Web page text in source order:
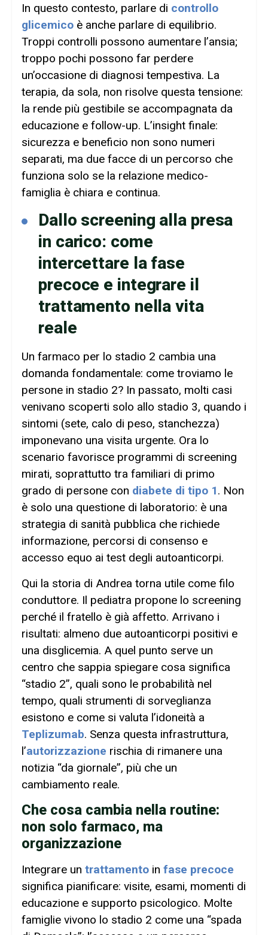
In questo contesto, parlare di controllo
glicemico è anche parlare di equilibrio.
Troppi controlli possono aumentare l’ansia;
troppo pochi possono far perdere
un’occasione di diagnosi tempestiva. La
terapia, da sola, non risolve questa tensione:
la rende più gestibile se accompagnata da
educazione e follow-up. L’insight finale:
sicurezza e beneficio non sono numeri
separati, ma due facce di un percorso che
funziona solo se la relazione medico-
famiglia è chiara e continua.
Dallo screening alla presa
in carico: come
intercettare la fase
precoce e integrare il
trattamento nella vita
reale
Un farmaco per lo stadio 2 cambia una
domanda fondamentale: come troviamo le
persone in stadio 2? In passato, molti casi
venivano scoperti solo allo stadio 3, quando i
sintomi (sete, calo di peso, stanchezza)
imponevano una visita urgente. Ora lo
scenario favorisce programmi di screening
mirati, soprattutto tra familiari di primo
grado di persone con diabete di tipo 1. Non
è solo una questione di laboratorio: è una
strategia di sanità pubblica che richiede
informazione, percorsi di consenso e
accesso equo ai test degli autoanticorpi.
Qui la storia di Andrea torna utile come filo
conduttore. Il pediatra propone lo screening
perché il fratello è già affetto. Arrivano i
risultati: almeno due autoanticorpi positivi e
una disglicemia. A quel punto serve un
centro che sappia spiegare cosa significa
“stadio 2”, quali sono le probabilità nel
tempo, quali strumenti di sorveglianza
esistono e come si valuta l’idoneità a
Teplizumab. Senza questa infrastruttura,
l’autorizzazione rischia di rimanere una
notizia “da giornale”, più che un
cambiamento reale.
Che cosa cambia nella routine:
non solo farmaco, ma
organizzazione
Integrare un trattamento in fase precoce
significa pianificare: visite, esami, momenti di
educazione e supporto psicologico. Molte
famiglie vivono lo stadio 2 come una “spada